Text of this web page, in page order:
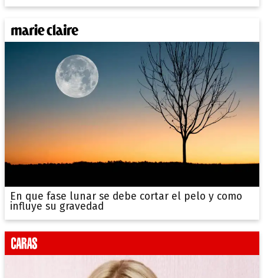
En que fase lunar se debe cortar el pelo y como
influye su gravedad